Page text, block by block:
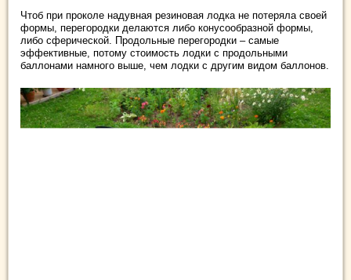
Чтоб при проколе надувная резиновая лодка не потеряла своей
формы, перегородки делаются либо конусообразной формы,
либо сферической. Продольные перегородки – самые
эффективные, потому стоимость лодки с продольными
баллонами намного выше, чем лодки с другим видом баллонов.